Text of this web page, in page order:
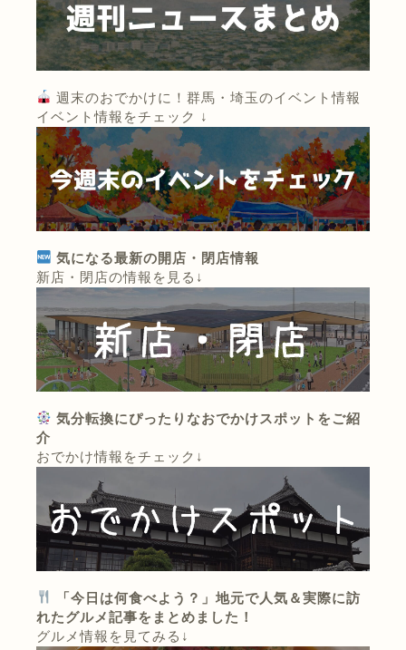
週末のおでかけに！群馬・埼玉のイベント情報
イベント情報をチェック ↓
気になる最新の開店・閉店情報
新店・閉店の情報を見る↓
気分転換にぴったりなおでかけスポットをご紹
介
おでかけ情報をチェック↓
「今日は何食べよう？」地元で人気＆実際に訪
れたグルメ記事をまとめました！
グルメ情報を見てみる↓